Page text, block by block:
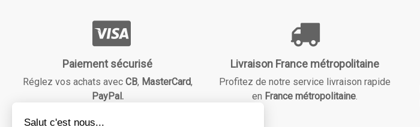
Paiement sécurisé
Réglez vos achats avec CB, MasterCard,
PayPal.
Livraison France métropolitaine
Profitez de notre service livraison rapide
en France métropolitaine.